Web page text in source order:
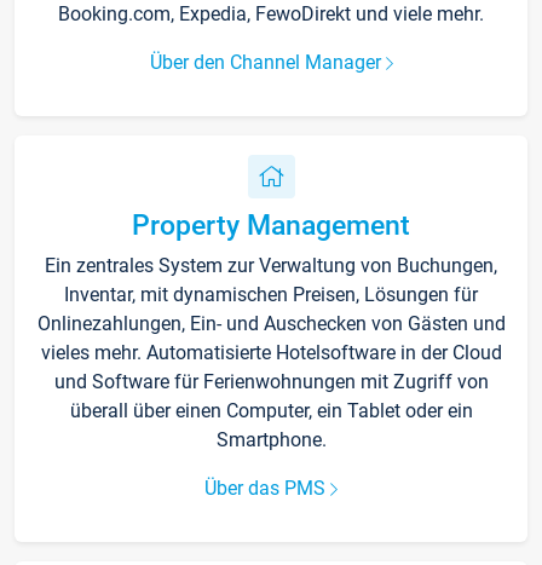
Booking.com, Expedia, FewoDirekt und viele mehr.
Über den Channel Manager
Property Management
Ein zentrales System zur Verwaltung von Buchungen,
Inventar, mit dynamischen Preisen, Lösungen für
Onlinezahlungen, Ein- und Auschecken von Gästen und
vieles mehr. Automatisierte Hotelsoftware in der Cloud
und Software für Ferienwohnungen mit Zugriff von
überall über einen Computer, ein Tablet oder ein
Smartphone.
Über das PMS